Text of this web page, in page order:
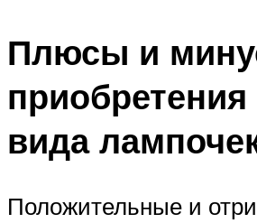
Плюсы и
приобретения
вида
Положительные и